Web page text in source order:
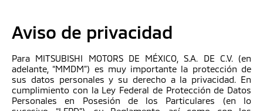
Aviso de privacidad
Para MITSUBISHI MOTORS DE MÉXICO, S.A. DE C.V. (en
adelante, “MMDM”) es muy importante la protección de
sus datos personales y su derecho a la privacidad. En
cumplimiento con la Ley Federal de Protección de Datos
Personales en Posesión de los Particulares (en lo